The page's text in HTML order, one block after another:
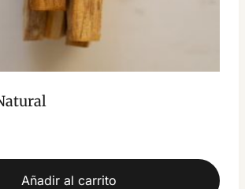
Añadir al carrito